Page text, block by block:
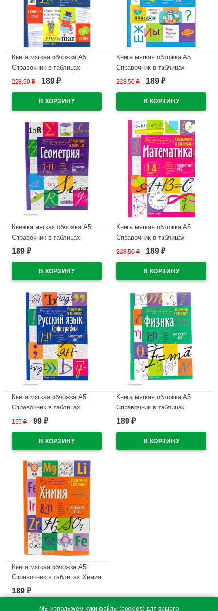
Мы используем куки-файлы (cookies) для вашего
Книга мягкая обложка А5
Справочник в таблицах
Английский язык для средней
Айрис арт.28197
228,50₽ 189 ₽
Книга мягкая обложка А5
Справочник в таблицах
Русский язык 1-4 классы
228,50₽ 189 ₽
Книжка мягкая обложка А5
Справочник в таблицах
Геометрия 7-11 классы Айрис
189 ₽
Книга мягкая обложка А5
Справочник в таблицах
Математика 1-4 классы Айрис
228,50₽ 189 ₽
Книга мягкая обложка А5
Справочник в таблицах
Русский язык Орфография 7-
155₽ 99 ₽
Книга мягкая обложка А5
Справочник в таблицах
Физика 7-11 классы Айрис
189 ₽
Книга мягкая обложка А5
Справочник в таблицах Химия
8-11 классы Айрис арт.25101
В наличии
189 ₽